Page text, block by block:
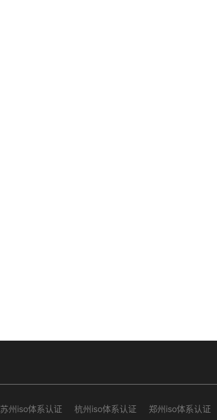
苏州iso体系认证 杭州iso体系认证 郑州iso体系认证